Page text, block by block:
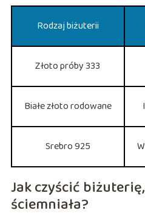
Rodzaj biżuterii
Złoto próby 333
Białe złoto rodowane
Srebro 925
Jak czyścić
ściemniała?